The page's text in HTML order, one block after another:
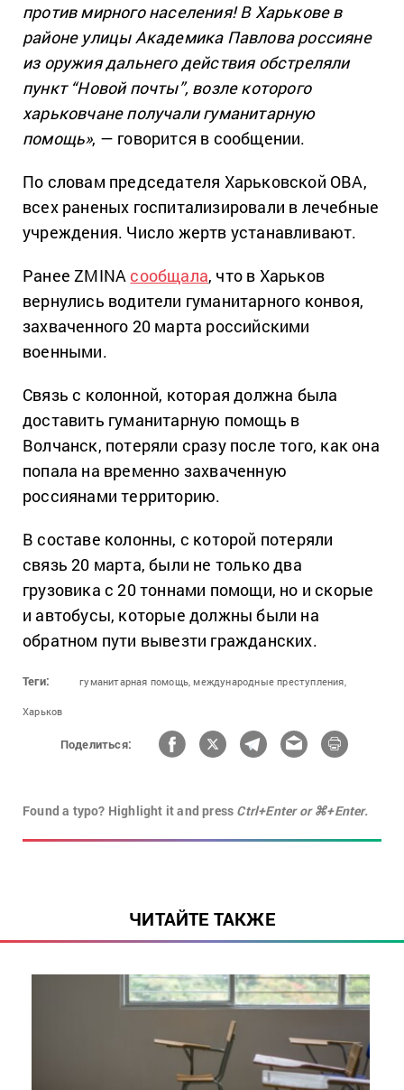
против мирного населения! В Харькове в
районе улицы Академика Павлова россияне
из оружия дальнего действия обстреляли
пункт “Новой почты”, возле которого
харьковчане получали гуманитарную
помощь», — говорится в сообщении.
По словам председателя Харьковской ОВА,
всех раненых госпитализировали в лечебные
учреждения. Число жертв устанавливают.
Ранее ZMINA сообщала, что в Харьков
вернулись водители гуманитарного конвоя,
захваченного 20 марта российскими
военными.
Связь с колонной, которая должна была
доставить гуманитарную помощь в
Волчанск, потеряли сразу после того, как она
попала на временно захваченную
россиянами территорию.
В составе колонны, с которой потеряли
связь 20 марта, были не только два
грузовика с 20 тоннами помощи, но и скорые
и автобусы, которые должны были на
обратном пути вывезти гражданских.
Теги: гуманитарная помощь, международные преступления,
Харьков
Поделиться:
Found a typo? Highlight it and press Ctrl+Enter or ⌘+Enter.
ЧИТАЙТЕ ТАКЖЕ